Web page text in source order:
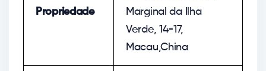
Propriedade
Marginal da Ilha
Verde, 14-17,
Macau,China